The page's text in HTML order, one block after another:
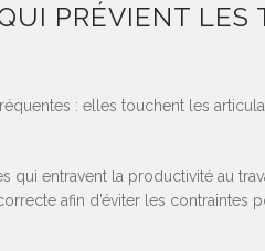
PRÉVIENT
: elles touchent les
qui entravent la productivité au
afin d’éviter les contraintes